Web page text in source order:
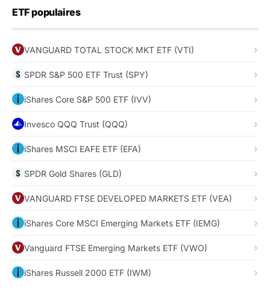
ETF populaires
VANGUARD TOTAL STOCK MKT ETF (VTI)
SPDR S&P 500 ETF Trust (SPY)
iShares Core S&P 500 ETF (IVV)
Invesco QQQ Trust (QQQ)
iShares MSCI EAFE ETF (EFA)
SPDR Gold Shares (GLD)
VANGUARD FTSE DEVELOPED MARKETS ETF (VEA)
iShares Core MSCI Emerging Markets ETF (IEMG)
Vanguard FTSE Emerging Markets ETF (VWO)
iShares Russell 2000 ETF (IWM)